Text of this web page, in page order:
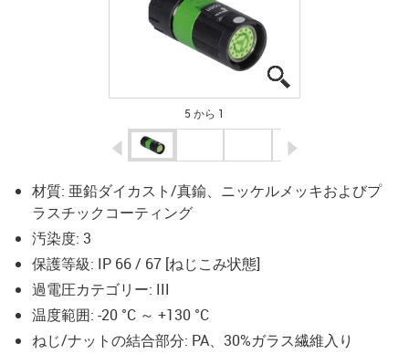
5 から 1
igus-icon-arrow-left
材質: 亜鉛ダイカスト/真鍮、ニッケルメッキおよびプ
ラスチックコーティング
汚染度: 3
保護等級: IP 66 / 67 [ねじこみ状態]
過電圧カテゴリー: III
温度範囲: -20 °C ～ +130 °C
ねじ/ナットの結合部分: PA、30%ガラス繊維入り